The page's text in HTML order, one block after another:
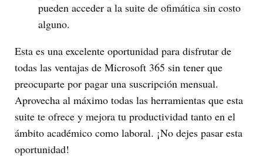
pueden acceder a la suite de ofimática sin costo
alguno.
Esta es una excelente oportunidad para disfrutar de
todas las ventajas de Microsoft 365 sin tener que
preocuparte por pagar una suscripción mensual.
Aprovecha al máximo todas las herramientas que esta
suite te ofrece y mejora tu productividad tanto en el
ámbito académico como laboral. ¡No dejes pasar esta
oportunidad!